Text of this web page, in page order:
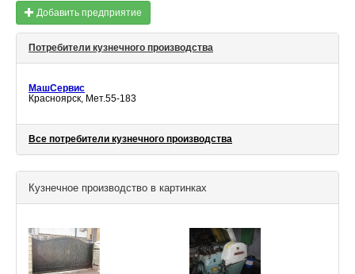
Добавить предприятие
Потребители кузнечного производства
МашСервис
Красноярск, Мет.55-183
Все потребители кузнечного производства
Кузнечное производство в картинках